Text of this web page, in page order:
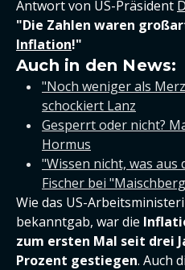
Antwort von US-Präsident
"Die Zahlen waren
Inflation!"
Auch in den News:
"Noch weniger als
schockiert Lanz
Gesperrt oder nicht?
Hormus
"Wissen nicht, was aus
Fischer bei
Wie das US-
bekanntgab, war die
zum ersten Mal seit drei
Prozent gestiegen. Auch